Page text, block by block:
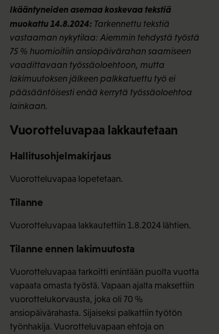
Ikääntyneiden asemaa koskevaa tekstiä
muokattu 14.8.2024: Tarkennettu tekstiä
vastaaman nykytilaa: Aiemmin tehdystä työstä
75 % huomioitiin ansiopäivärahan saamiseen
vaadittavaan työssäoloehtoon, mutta
lakimuutoksen jälkeen palkkatuettu työ ei
pääsääntöisesti enää kerrytä työssäoloehtoa
lainkaan.
Vuorotteluvapaa lakkautetaan
Hallitusohjelmakirjaus
Vuorotteluvapaa lopetetaan.
Tilanne
Vuorotteluvapaa lakkautettiin 1.8.2024 lähtien.
Tilanne ennen lakimuutosta
Vuorotteluvapaa tarkoitti enintään puolta vuotta
vapaata omasta työstä. Vapaan ajalta maksettiin
vuorottelukorvausta, joka oli 70 %
ansiopäivärahasta. Sijaiseksi palkattiin työtön
työnhakija. Vuorotteluvapaan ehtoja on